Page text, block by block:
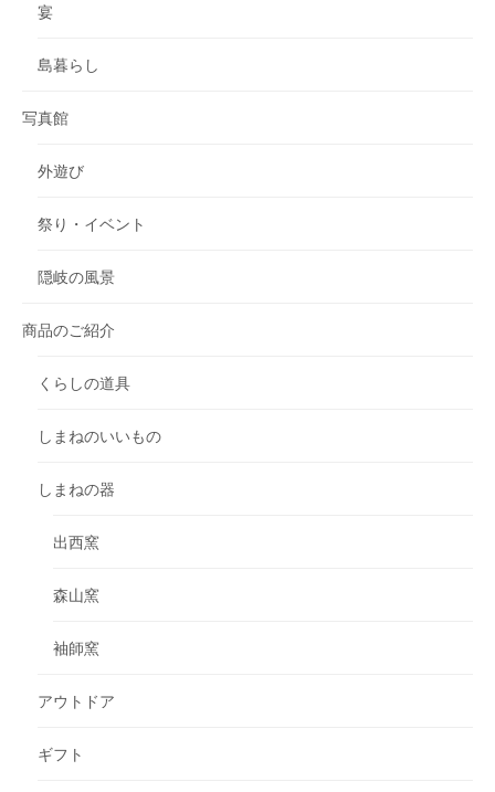
宴
島暮らし
写真館
外遊び
祭り・イベント
隠岐の風景
商品のご紹介
くらしの道具
しまねのいいもの
しまねの器
出西窯
森山窯
袖師窯
アウトドア
ギフト